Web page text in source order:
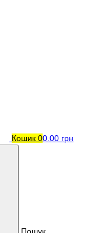
Кошик 00.00 грн